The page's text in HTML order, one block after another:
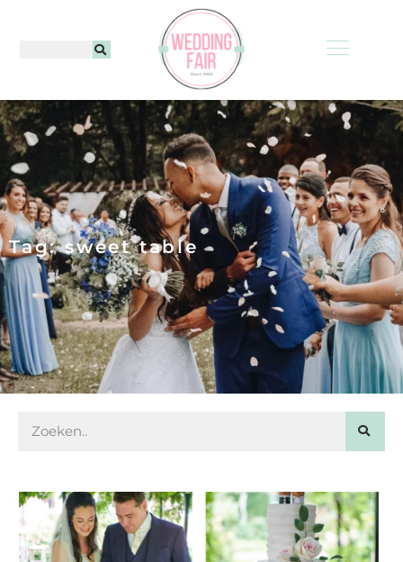
Tag: sweet table